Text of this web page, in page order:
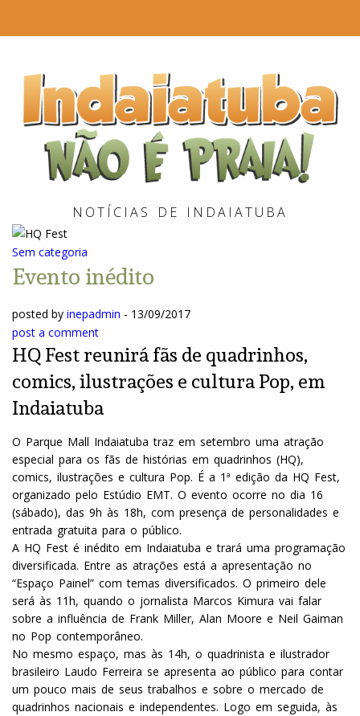
NOTÍCIAS DE INDAIATUBA
Sem categoria
Evento inédito
posted by inepadmin - 13/09/2017
post a comment
HQ Fest reunirá fãs de quadrinhos,
comics, ilustrações e cultura Pop, em
Indaiatuba
O Parque Mall Indaiatuba traz em setembro uma atração
especial para os fãs de histórias em quadrinhos (HQ),
comics, ilustrações e cultura Pop. É a 1ª edição da HQ Fest,
organizado pelo Estúdio EMT. O evento ocorre no dia 16
(sábado), das 9h às 18h, com presença de personalidades e
entrada gratuita para o público.
A HQ Fest é inédito em Indaiatuba e trará uma programação
diversificada. Entre as atrações está a apresentação no
“Espaço Painel” com temas diversificados. O primeiro dele
será às 11h, quando o jornalista Marcos Kimura vai falar
sobre a influência de Frank Miller, Alan Moore e Neil Gaiman
no Pop contemporâneo.
No mesmo espaço, mas às 14h, o quadrinista e ilustrador
brasileiro Laudo Ferreira se apresenta ao público para contar
um pouco mais de seus trabalhos e sobre o mercado de
quadrinhos nacionais e independentes. Logo em seguida, às